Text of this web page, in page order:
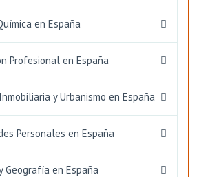
en España
Profesional en España
y Urbanismo en España
Personales en España
Geografía en España